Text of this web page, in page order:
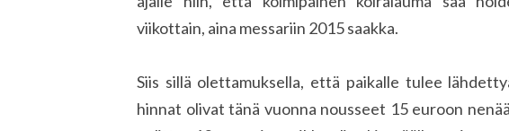
viikottain, aina messariin 2015 saakka.
Siis sillä olettamuksella, että paikalle tulee
hinnat olivat tänä vuonna nousseet 15 euroon